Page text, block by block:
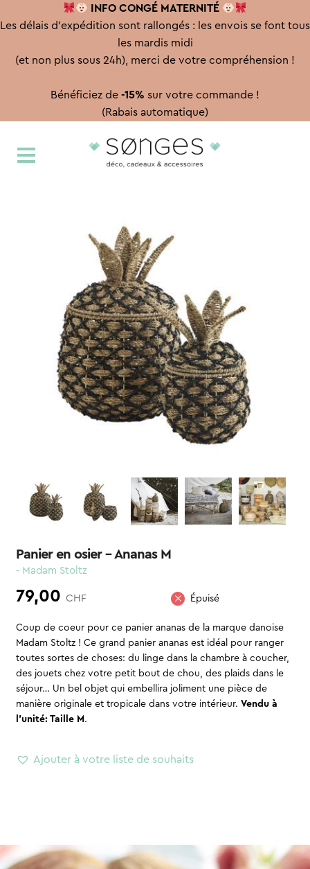
INFO CONGÉ MATERNITÉ
Les délais d'expédition sont rallongés : les envois se font tous
les mardis midi
(et non plus sous 24h), merci de votre compréhension !
Bénéficiez de -15% sur votre commande !
(Rabais automatique)
à
au
Panier en osier – Ananas M
- Madam Stoltz
79,00 CHF Épuisé
Coup de coeur pour ce panier ananas de la marque danoise
Madam Stoltz ! Ce grand panier ananas est idéal pour ranger
toutes sortes de choses: du linge dans la chambre à coucher,
des jouets chez votre petit bout de chou, des plaids dans le
séjour… Un bel objet qui embellira joliment une pièce de
manière originale et tropicale dans votre intérieur. Vendu à
l’unité: Taille M.
Ajouter à votre liste de souhaits